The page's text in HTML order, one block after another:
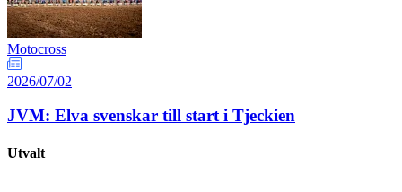
Motocross
2026/07/02
JVM: Elva svenskar till start i Tjeckien
Utvalt